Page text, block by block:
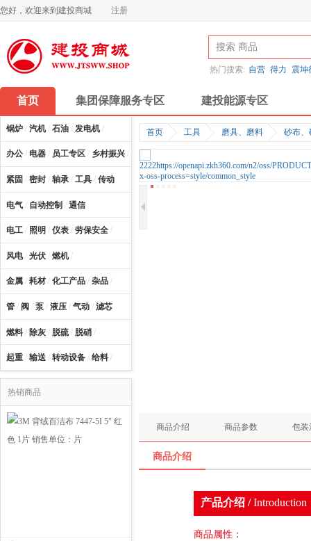
您好，欢迎来到建投商城 注册
热门搜索: 自营 得力 震坤
首页 集团保障服务专区 建投能源专区
锅炉 / 汽机/ 石油 / 发电机/
办公 / 电器 / 员工专区 / 乡村振兴 /
紧固 / 密封 / 轴承 / 工具 / 传动
电气 / 自动控制 / 通信
电工 / 照明 / 仪表 / 劳保安全 /
风电/ 光伏 / 燃机/
金属 / 耗材 / 化工产品 / 杂品 /
管 / 阀 / 泵 / 液压 / 气动 / 滤芯
燃料 / 除灰 / 脱硫/ 脱硝 /
起重 / 输送 / 转动设备 / 给料 /
热销商品
首页 工具 磨具、磨料 砂布、
商品介绍 商品参数 包装
商品介绍
产品介绍 /Introduction
商品属性：